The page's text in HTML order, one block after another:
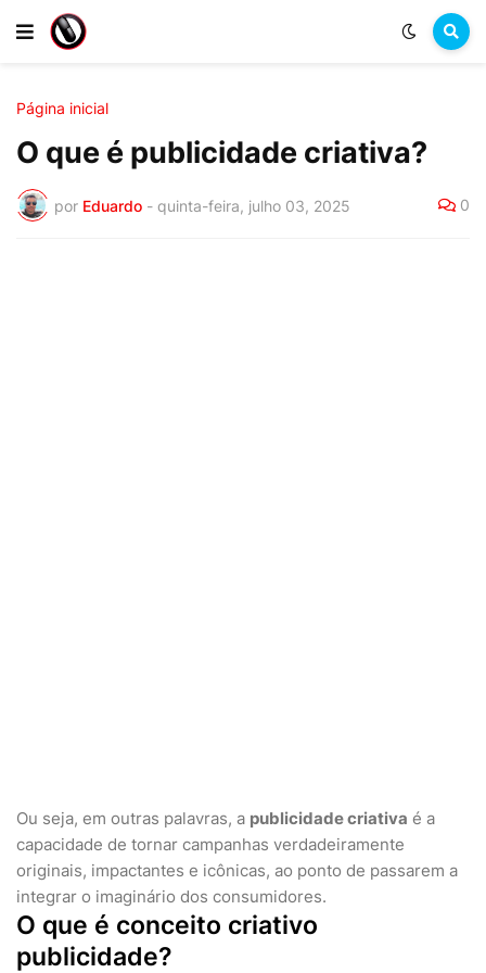
Página inicial
O que é publicidade criativa?
por Eduardo - quinta-feira, julho 03, 2025 0
Ou seja, em outras palavras, a publicidade criativa é a
capacidade de tornar campanhas verdadeiramente
originais, impactantes e icônicas, ao ponto de passarem a
integrar o imaginário dos consumidores.
O que é conceito criativo
publicidade?